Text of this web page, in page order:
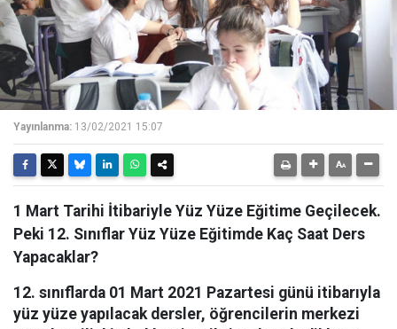
Yayınlanma: 13/02/2021 15:07
1 Mart Tarihi İtibariyle Yüz Yüze Eğitime Geçilecek.
Peki 12. Sınıflar Yüz Yüze Eğitimde Kaç Saat Ders
Yapacaklar?
12. sınıflarda 01 Mart 2021 Pazartesi günü itibarıyla
yüz yüze yapılacak dersler, öğrencilerin merkezi